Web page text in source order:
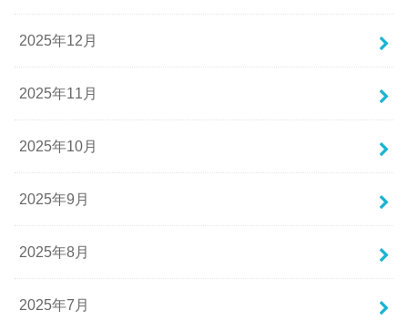
2025年12月
2025年11月
2025年10月
2025年9月
2025年8月
2025年7月